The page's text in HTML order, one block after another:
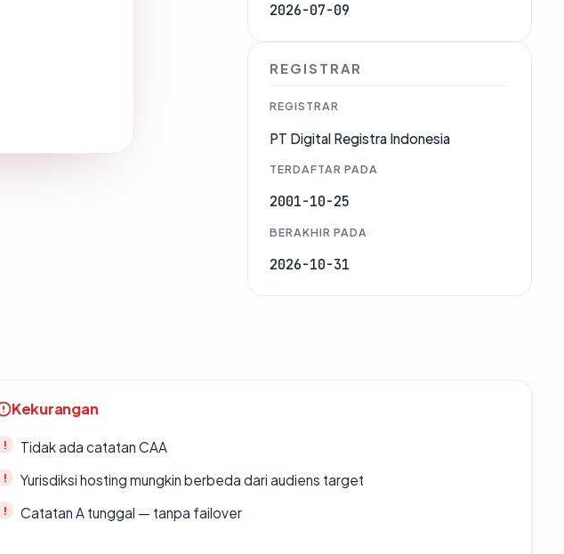
2026-07-09
REGISTRAR
REGISTRAR
PT Digital Registra Indonesia
TERDAFTAR PADA
2001-10-25
BERAKHIR PADA
2026-10-31
Kekurangan
Tidak ada catatan CAA
Yurisdiksi hosting mungkin berbeda dari audiens target
Catatan A tunggal — tanpa failover